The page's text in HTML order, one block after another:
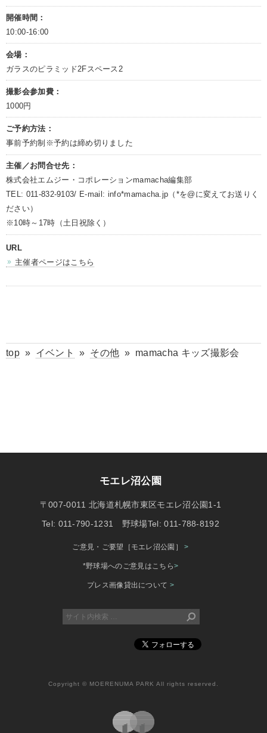
開催時間：
10:00-16:00
会場：
ガラスのピラミッド2Fスペース2
撮影会参加費：
1000円
ご予約方法：
事前予約制※予約は締め切りました
主催／お問合せ先：
株式会社エムジー・コポレーションmamacha編集部
TEL: 011-832-9103/ E-mail: info*mamacha.jp（*を@に変えてお送りく
ださい）
※10時～17時（土日祝除く）
URL
主催者ページはこちら
top» イベント » その他 » mamacha キッズ撮影会
モエレ沼公園
〒007-0011 北海道札幌市東区モエレ沼公園1-1
Tel: 011-790-1231 野球場Tel: 011-788-8192
ご意見・ご要望［モエレ沼公園］>
*野球場へのご意見はこちら>
プレス画像貸出について >
Copyright © MOERENUMA PARK All rights reserved.